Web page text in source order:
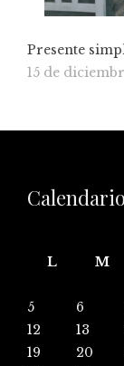
Presente
15 de
Calendario
L
M
5
6
12
13
19
20